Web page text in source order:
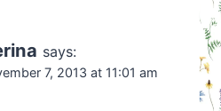
says:
7, 2013 at 11:01 am